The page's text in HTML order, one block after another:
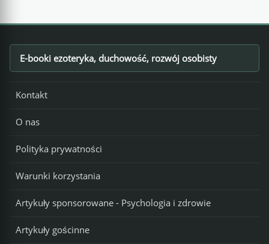
Footer
E-booki ezoteryka, duchowość, rozwój osobisty
Kontakt
O nas
Polityka prywatności
Warunki korzystania
Artykuły sponsorowane - Psychologia i zdrowie
Artykuły gościnne